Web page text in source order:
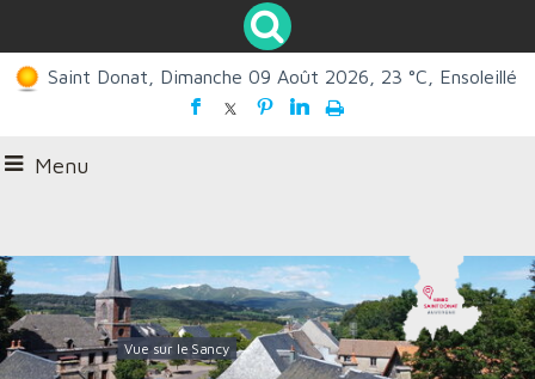
Saint Donat, Dimanche 09 Août 2026, 23 °C, Ensoleillé
Menu
Vue sur le Sancy